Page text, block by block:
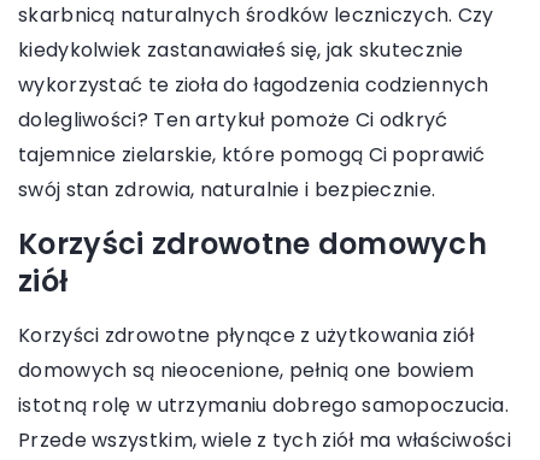
skarbnicą naturalnych środków leczniczych. Czy
kiedykolwiek zastanawiałeś się, jak skutecznie
wykorzystać te zioła do łagodzenia codziennych
dolegliwości? Ten artykuł pomoże Ci odkryć
tajemnice zielarskie, które pomogą Ci poprawić
swój stan zdrowia, naturalnie i bezpiecznie.
Korzyści zdrowotne domowych
ziół
Korzyści zdrowotne płynące z użytkowania ziół
domowych są nieocenione, pełnią one bowiem
istotną rolę w utrzymaniu dobrego samopoczucia.
Przede wszystkim, wiele z tych ziół ma właściwości